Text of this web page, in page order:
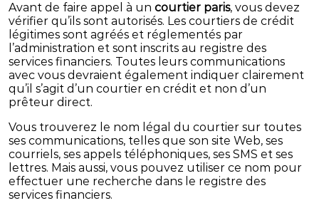
Avant de faire appel à uncourtier paris, vous devez
vérifier qu’ils sont autorisés. Les courtiers de crédit
légitimes sont agréés et réglementés par
l’administration et sont inscrits au registre des
services financiers. Toutes leurs communications
avec vous devraient également indiquer clairement
qu’il s’agit d’un courtier en crédit et non d’un
prêteur direct.
Vous trouverez le nom légal du courtier sur toutes
ses communications, telles que son site Web, ses
courriels, ses appels téléphoniques, ses SMS et ses
lettres. Mais aussi, vous pouvez utiliser ce nom pour
effectuer une recherche dans le registre des
services financiers.